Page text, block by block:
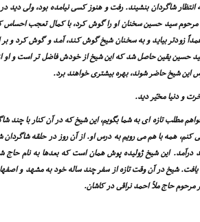
شاگردان بنشیند. رفت و هنوز کسى نیامده بود، ولى دید
سید حسین سخنان او را گوش کرد، با کمال تعجب احساس
زودتر بیاید و به سخنان شیخ گوش کند، آمد و گوش کرد و بر
حسین یقین حاصل شد که این شیخ از خودش فاضل تر است و او
شیخ حاضر شوند، بهره بیشترى خواهند برد.
و دنیا مخیّر دید.
مطلب تازه اى به شما بگویم، این شیخ که در آن کنار با چند
همه با هم مى رویم به درس او. از آن روز در حلقه شاگردان
این شیخ ژولیده پوش همان است که بعدها به نام حاج
شیخ در آن وقت تازه از سفر چند ساله خود به مشهد و
مرحوم حاج ملاّ احمد نراقى در کاشان.